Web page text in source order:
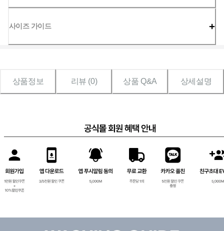
사이즈 가이드
상품정보 리뷰 (0) 상품 Q&A 상세설명